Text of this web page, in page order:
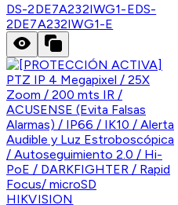
DS-2DE7A232IWG1-EDS-
2DE7A232IWG1-E
HIKVISION